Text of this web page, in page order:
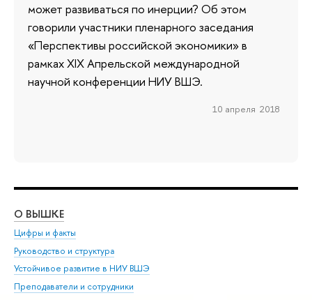
может развиваться по инерции? Об этом
говорили участники пленарного заседания
«Перспективы российской экономики» в
рамках XIX Апрельской международной
научной конференции НИУ ВШЭ.
10 апреля 2018
О ВЫШКЕ
Цифры и факты
Руководство и структура
Устойчивое развитие в НИУ ВШЭ
Преподаватели и сотрудники